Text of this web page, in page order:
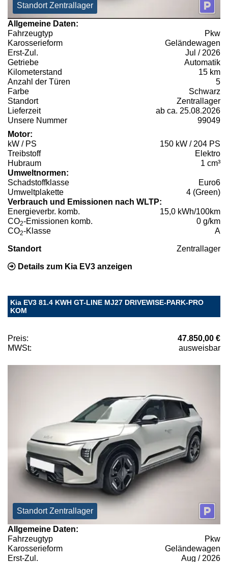
Standort Zentrallager
Allgemeine Daten:
Fahrzeugtyp
Pkw
Karosserieform
Geländewagen
Erst-Zul.
Jul / 2026
Getriebe
Automatik
Kilometerstand
15 km
Anzahl der Türen
5
Farbe
Schwarz
Standort
Zentrallager
Lieferzeit
ab ca. 25.08.2026
Unsere Nummer
99049
Motor:
kW / PS
150 kW / 204 PS
Treibstoff
Elektro
Hubraum
1 cm³
Umweltnormen:
Schadstoffklasse
Euro6
Umweltplakette
4 (Green)
Verbrauch und Emissionen nach WLTP:
Energieverbr. komb.
15,0 kWh/100km
CO2-Emissionen komb.
0 g/km
CO2-Klasse A
Standort Zentrallager
Details zum Kia EV3 anzeigen
Kia EV3 81.4 KWH GT-LINE MJ27 DRIVEWISE-PARK-PRO
KOM
Preis:
47.850,00 €
MWSt:
ausweisbar
Standort Zentrallager
Allgemeine Daten:
Fahrzeugtyp
Pkw
Karosserieform
Geländewagen
Erst-Zul.
Aug / 2026